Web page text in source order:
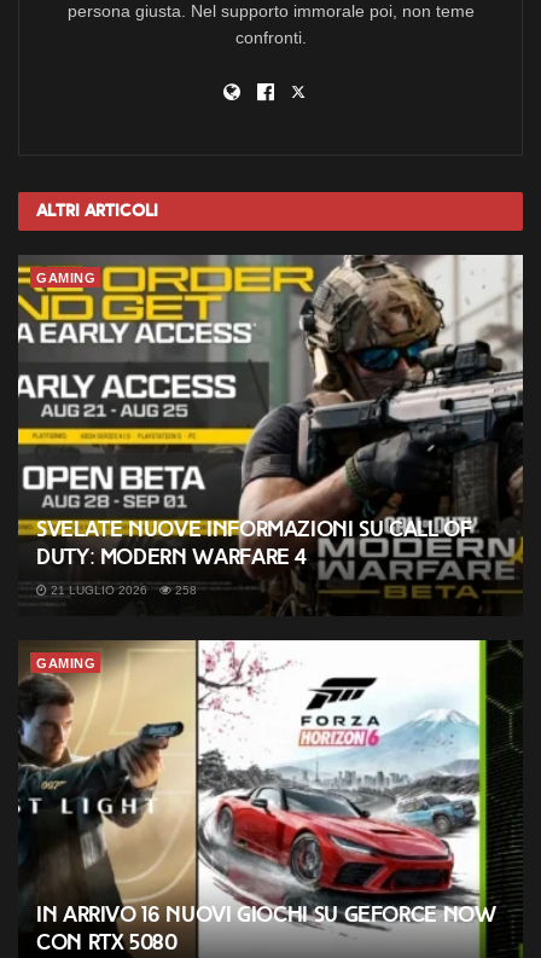
persona giusta. Nel supporto immorale poi, non teme
confronti.
Altri Articoli
GAMING
Svelate nuove informazioni su Call of
Duty: Modern Warfare 4
21 LUGLIO 2026 258
GAMING
In arrivo 16 nuovi giochi su GeForce NOW
con RTX 5080